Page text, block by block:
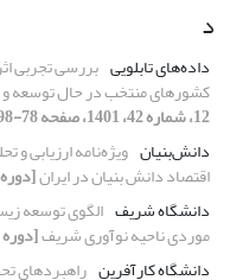
د
داده‌های تابلویی بررسی تجربی
کشورهای منتخب در حال توسعه و توسعه
12، شماره 42، 1401، صفحه 78-98]
دانش‌بنیان ویژه‌نامه ارزیابی
اقتصاد دانش بنیان در ایران[دوره 12، شماره 45، 1401، صفحه 2-7]
دانشگاه شریف الگوی توسعه
موردی ناحیه نوآوری شریف[دوره 12، شماره 45، 1401، صفحه 140-164]
دانشگاه کارآفرین راهبردهای